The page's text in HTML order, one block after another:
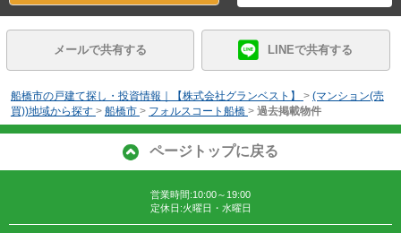
メールで共有する LINEで共有する
船橋市の戸建て探し・投資情報｜【株式会社グランベスト】 > (マンション(売
買))地域から探す > 船橋市 > フォルスコート船橋 > 過去掲載物件
ページトップに戻る
営業時間:10:00～19:00
定休日:火曜日・水曜日